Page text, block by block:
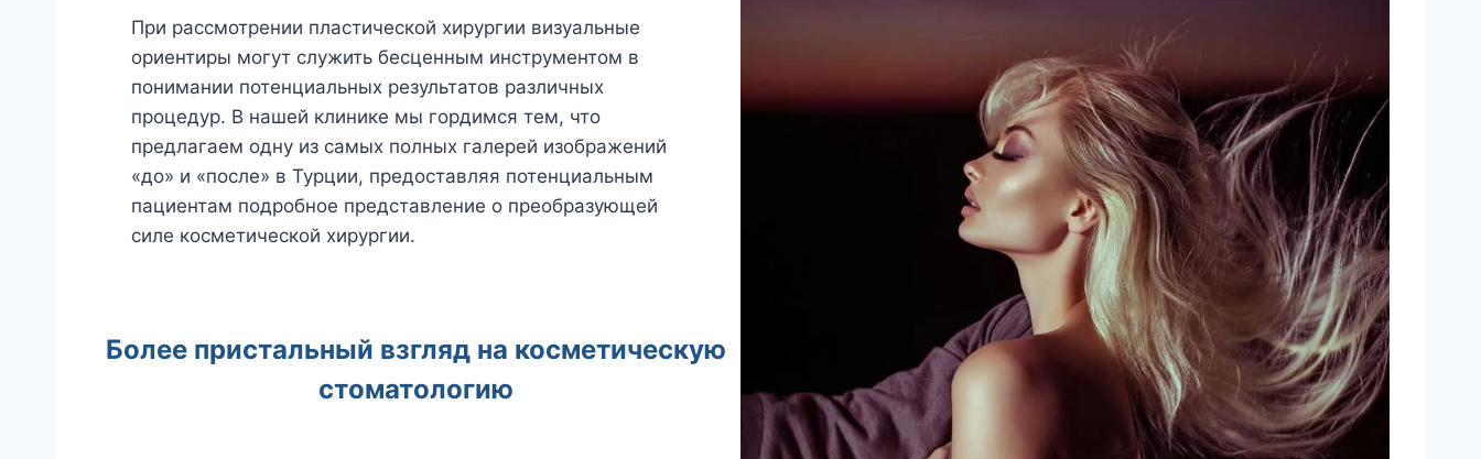
При рассмотрении пластической хирургии визуальные
ориентиры могут служить бесценным инструментом в
понимании потенциальных результатов различных
процедур. В нашей клинике мы гордимся тем, что
предлагаем одну из самых полных галерей изображений
«до» и «после» в Турции, предоставляя потенциальным
пациентам подробное представление о преобразующей
силе косметической хирургии.
Более пристальный взгляд на косметическую
стоматологию